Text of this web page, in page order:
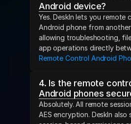
Android device?
Yes. DeskIn lets you remote
Android phone from
allowing troubleshooting,
app operations directly
Remote Control Android
4. Is the remote
Android phones
Absolutely. All remote
AES encryption. DeskIn also